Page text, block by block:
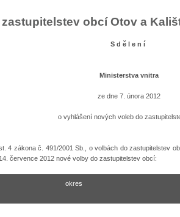
obcí Otov a
S d ě l e n í
Ministerstva vnitra
ze dne 7. února 2012
o vyhlášení nových voleb do
4 zákona č. 491/2001 Sb., o volbách do zastupitelstev
července 2012 nové volby do zastupitelstev obcí:
okres